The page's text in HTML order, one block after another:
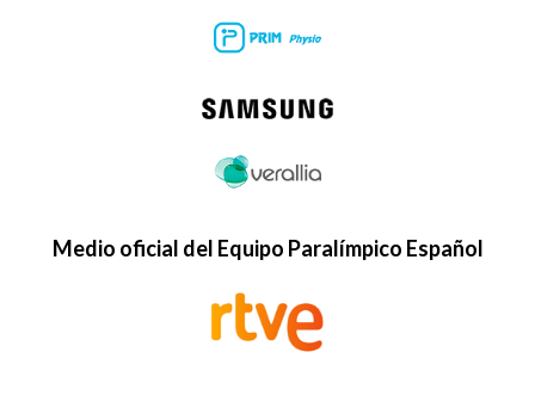
Medio oficial del Equipo Paralímpico Español